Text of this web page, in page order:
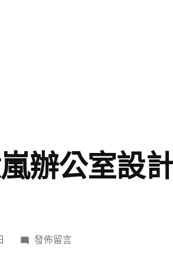
辦公室設
在
發佈留言